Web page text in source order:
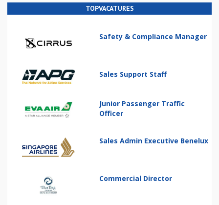
TOPVACATURES
Safety & Compliance Manager
Sales Support Staff
Junior Passenger Traffic
Officer
Sales Admin Executive Benelux
Commercial Director